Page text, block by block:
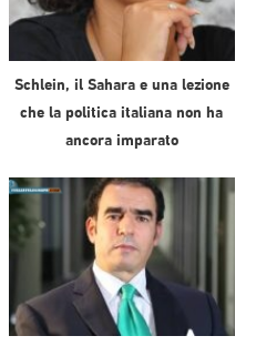
Schlein, il Sahara e una lezione
che la politica italiana non ha
ancora imparato